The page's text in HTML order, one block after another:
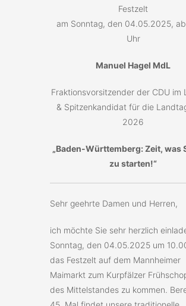
Festzelt
am Sonntag, den 04.05.2025,
Uhr
Manuel Hagel MdL
Fraktionsvorsitzender der CDU im
& Spitzenkandidat für die
2026
„Baden-Württemberg: Zeit, was
zu starten!“
Sehr geehrte Damen und Herren,
ich möchte Sie sehr herzlich
Sonntag, den 04.05.2025 um
das Festzelt auf dem Mannheimer
Maimarkt zum Kurpfälzer
des Mittelstandes zu kommen.